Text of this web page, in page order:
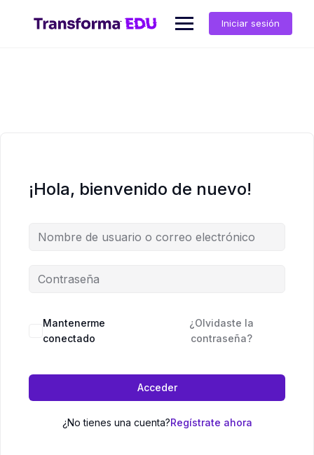
contenido
Iniciar sesión
¡Hola, bienvenido de nuevo!
Mantenerme
conectado
¿Olvidaste la
contraseña?
Acceder
¿No tienes una cuenta?Regístrate ahora